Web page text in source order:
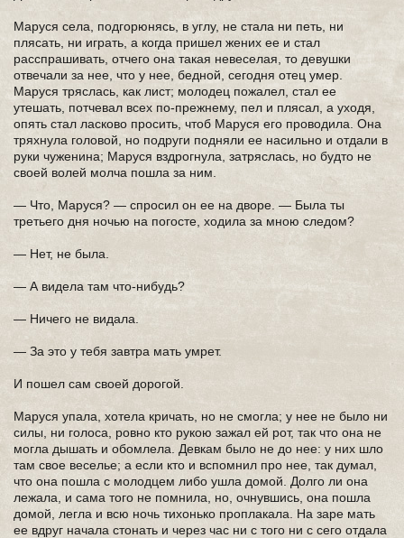
Маруся села, подгорюнясь, в углу, не стала ни петь, ни
плясать, ни играть, а когда пришел жених ее и стал
расспрашивать, отчего она такая невеселая, то девушки
отвечали за нее, что у нее, бедной, сегодня отец умер.
Маруся тряслась, как лист; молодец пожалел, стал ее
утешать, потчевал всех по-прежнему, пел и плясал, а уходя,
опять стал ласково просить, чтоб Маруся его проводила. Она
тряхнула головой, но подруги подняли ее насильно и отдали в
руки чуженина; Маруся вздрогнула, затряслась, но будто не
своей волей молча пошла за ним.
— Что, Маруся? — спросил он ее на дворе. — Была ты
третьего дня ночью на погосте, ходила за мною следом?
— Нет, не была.
— А видела там что-нибудь?
— Ничего не видала.
— За это у тебя завтра мать умрет.
И пошел сам своей дорогой.
Маруся упала, хотела кричать, но не смогла; у нее не было ни
силы, ни голоса, ровно кто рукою зажал ей рот, так что она не
могла дышать и обомлела. Девкам было не до нее: у них шло
там свое веселье; а если кто и вспомнил про нее, так думал,
что она пошла с молодцем либо ушла домой. Долго ли она
лежала, и сама того не помнила, но, очнувшись, она пошла
домой, легла и всю ночь тихонько проплакала. На заре мать
ее вдруг начала стонать и через час ни с того ни с сего отдала